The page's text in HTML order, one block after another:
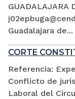
GUADALAJARA
Guadalajara de...
CORTE
Referencia:
Conflicto de
Laboral del